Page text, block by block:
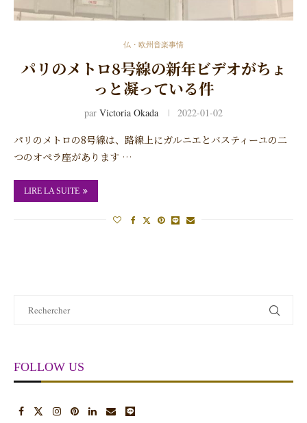
仏・欧州音楽事情
パリのメトロ8号線の新年ビデオがちょ
っと凝っている件
par Victoria Okada 2022-01-02
パリのメトロの8号線は、路線上にガルニエとバスティーユの二
つのオペラ座があります …
LIRE LA SUITE
FOLLOW US